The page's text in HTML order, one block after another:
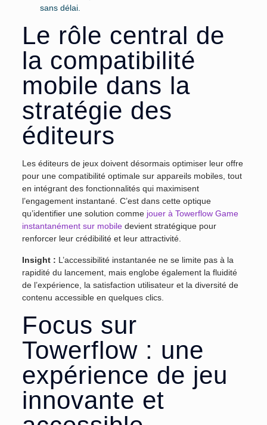
sans délai.
Le rôle central de
la compatibilité
mobile dans la
stratégie des
éditeurs
Les éditeurs de jeux doivent désormais optimiser leur offre
pour une compatibilité optimale sur appareils mobiles, tout
en intégrant des fonctionnalités qui maximisent
l’engagement instantané. C’est dans cette optique
qu’identifier une solution comme jouer à Towerflow Game
instantanément sur mobiledevient stratégique pour
renforcer leur crédibilité et leur attractivité.
Insight : L’accessibilité instantanée ne se limite pas à la
rapidité du lancement, mais englobe également la fluidité
de l’expérience, la satisfaction utilisateur et la diversité de
contenu accessible en quelques clics.
Focus sur
Towerflow : une
expérience de jeu
innovante et